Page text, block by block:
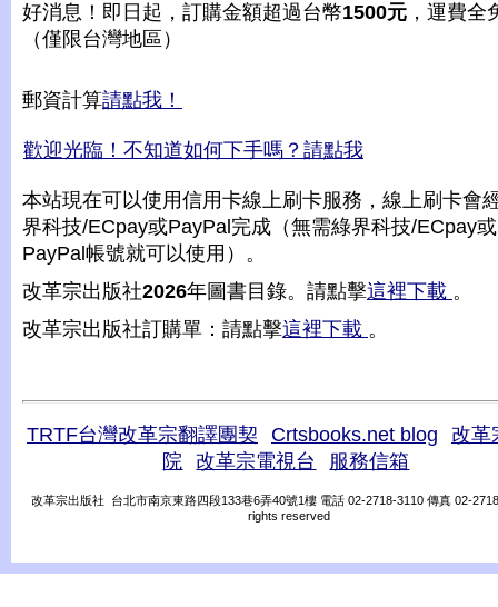
好消息！即日起，訂購金額超過台幣1500元 ，運費全
（僅限台灣地區）
郵資計算請點我！
歡迎光臨！不知道如何下手嗎？請點我
本站現在可以使用信用卡線上刷卡服務，線上刷卡會
界科技/ECpay或PayPal完成（無需綠界科技/ECpay或
PayPal帳號就可以使用）。
改革宗出版社2026年圖書目錄。請點擊這裡下載 。
改革宗出版社訂購單：請點擊這裡下載 。
TRTF台灣改革宗翻譯團契 Crtsbooks.net blog
改革
院
改革宗電視台 服務信箱
改革宗出版社 台北市南京東路四段133巷6弄40號1樓 電話 02-2718-3110 傳真 02-
rights reserved